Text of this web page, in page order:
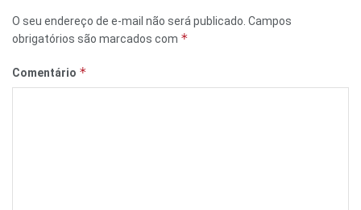
O seu endereço de e-mail não será publicado. Campos
obrigatórios são marcados com *
Comentário *